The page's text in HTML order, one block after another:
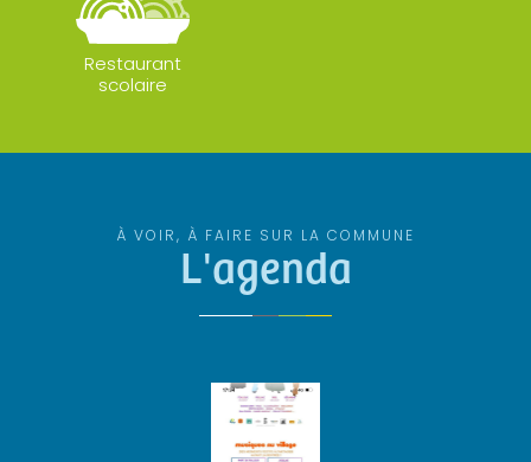
Restaurant
scolaire
À VOIR, À FAIRE SUR LA COMMUNE
L'agenda